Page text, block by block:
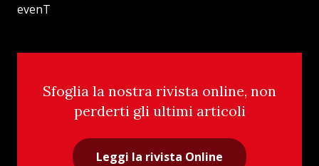
evenT
Sfoglia la nostra rivista online, non
perderti gli ultimi articoli
Leggi la rivista Online